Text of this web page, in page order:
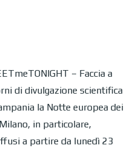
– Faccia a
di divulgazione scientifica
la Notte europea dei
in particolare,
a partire da lunedì 23